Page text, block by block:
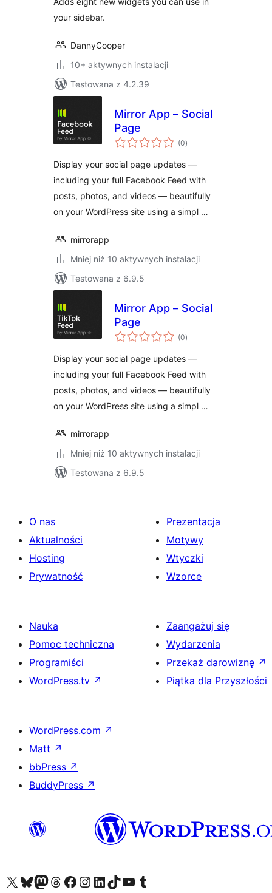
your sidebar.
DannyCooper
10+ aktywnych instalacji
Testowana z 4.2.39
Mirror App – Social
Page
(0wszystkich
ocen
)
Display your social page updates —
including your full Facebook Feed with
posts, photos, and videos — beautifully
on your WordPress site using a simpl …
mirrorapp
Mniej niż 10 aktywnych instalacji
Testowana z 6.9.5
Mirror App – Social
Page
(0wszystkich
ocen
)
Display your social page updates —
including your full Facebook Feed with
posts, photos, and videos — beautifully
on your WordPress site using a simpl …
mirrorapp
Mniej niż 10 aktywnych instalacji
Testowana z 6.9.5
O nas
Aktualności
Hosting
Prywatność
Prezentacja
Motywy
Wtyczki
Wzorce
Nauka
Pomoc techniczna
Programiści
WordPress.tv ↗
Zaangażuj się
Wydarzenia
Przekaż darowiznę ↗
Piątka dla Przyszłości
WordPress.com ↗
Matt ↗
bbPress ↗
BuddyPress ↗
Odwiedź nasze konto X (dawniej Twitter)
Odwiedź nasze konto Bluesky
Odwiedź nasze konto na Mastodoncie
Odwiedź naszego Threadsa
Odwiedź naszego Facebooka
Odwiedź nasze konto na Instagramie
Odwiedź nasze konto na LinkedIn
Odwiedź naszego TikToka
Odwiedź nasz kanał YouTube
Odwiedź naszego Tumblra